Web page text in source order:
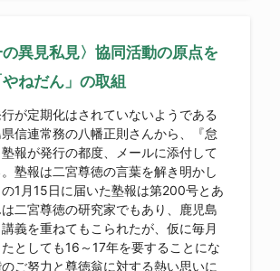
の異見私見〉協同活動の原点を
ねだん」の取組
が定期化はされていないようである
信連常務の八幡正則さんから、『怠
報が発行の都度、メールに添付して
塾報は二宮尊徳の言葉を解き明かし
1月15日に届いた塾報は第200号とあ
二宮尊徳の研究家でもあり、鹿児島
義を重ねてもこられたが、仮に毎月
としても16～17年を要することにな
ご努力と尊徳翁に対する熱い思いに